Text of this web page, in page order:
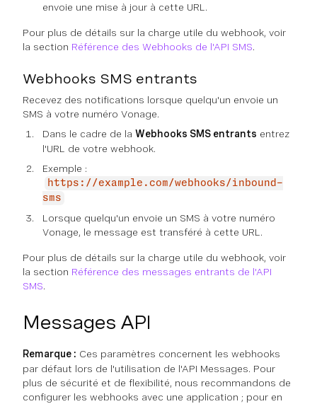
envoie une mise à jour à cette URL.
Pour plus de détails sur la charge utile du webhook, voir
la section Référence des Webhooks de l'API SMS.
Webhooks SMS entrants
Recevez des notifications lorsque quelqu'un envoie un
SMS à votre numéro Vonage.
Dans le cadre de la Webhooks SMS entrants entrez
l'URL de votre webhook.
Exemple :
https://example.com/webhooks/inbound-
sms
Lorsque quelqu'un envoie un SMS à votre numéro
Vonage, le message est transféré à cette URL.
Pour plus de détails sur la charge utile du webhook, voir
la section Référence des messages entrants de l'API
SMS.
Messages API
Remarque : Ces paramètres concernent les webhooks
par défaut lors de l'utilisation de l'API Messages. Pour
plus de sécurité et de flexibilité, nous recommandons de
configurer les webhooks avec une application ; pour en